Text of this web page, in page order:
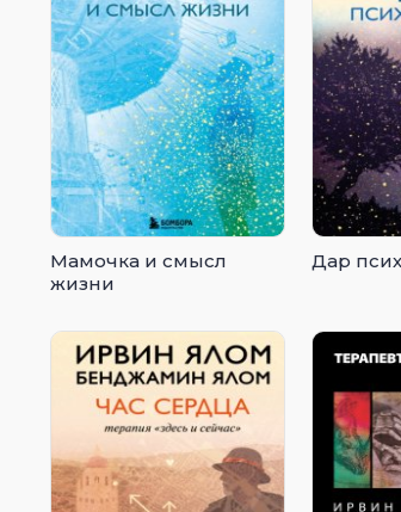
Мамочка и смысл
жизни
Дар